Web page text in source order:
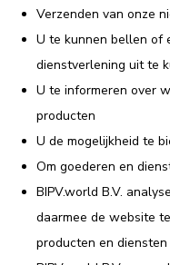
Verzenden van onze
U te kunnen bellen of
dienstverlening uit te
U te informeren over
producten
U de mogelijkheid te
Om goederen en
BIPV.world B.V.
daarmee de website
producten en